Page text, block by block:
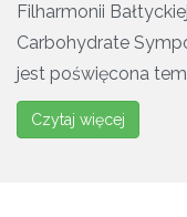
Filharmonii
Carbohydrate
jest poświęcona
Czytaj więcej